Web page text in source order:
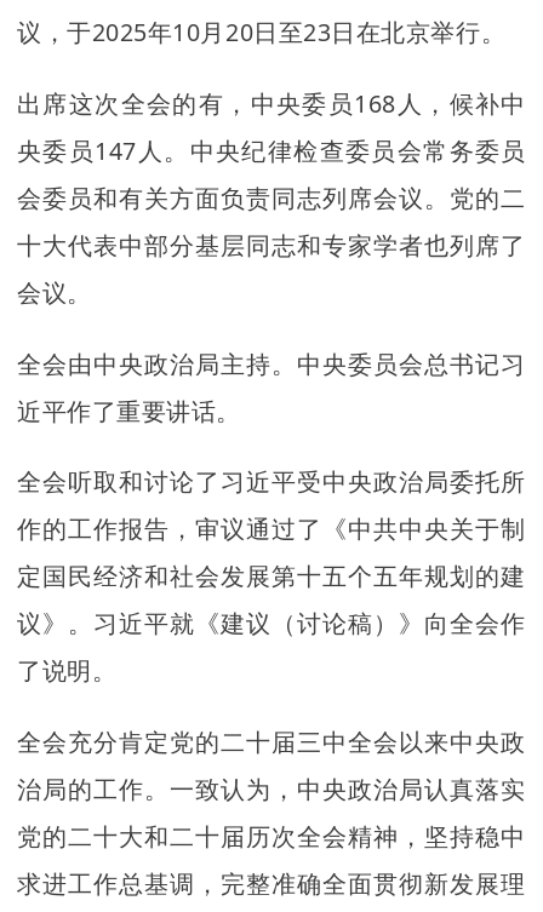
议，于2025年10月20日至23日在北京举行。
出席这次全会的有，中央委员168人，候补中
央委员147人。中央纪律检查委员会常务委员
会委员和有关方面负责同志列席会议。党的二
十大代表中部分基层同志和专家学者也列席了
会议。
全会由中央政治局主持。中央委员会总书记习
近平作了重要讲话。
全会听取和讨论了习近平受中央政治局委托所
作的工作报告，审议通过了《中共中央关于制
定国民经济和社会发展第十五个五年规划的建
议》。习近平就《建议（讨论稿）》向全会作
了说明。
全会充分肯定党的二十届三中全会以来中央政
治局的工作。一致认为，中央政治局认真落实
党的二十大和二十届历次全会精神，坚持稳中
求进工作总基调，完整准确全面贯彻新发展理